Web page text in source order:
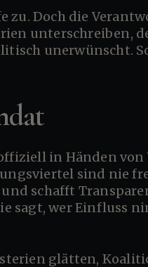
unterschreiben,
unerwünscht.
sind nie
schafft
sagt, wer Einfluss